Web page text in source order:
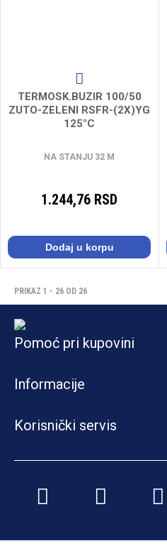
TERMOSK.BUZIR 100/50
ZUTO-ZELENI RSFR-(2X)YG
125°C
NA STANJU 32 M
1.244,76 RSD
Dodaj u korpu
PRIKAZ 1 - 26 OD 26
Pomoć pri kupovini
Informacije
Korisnički servis